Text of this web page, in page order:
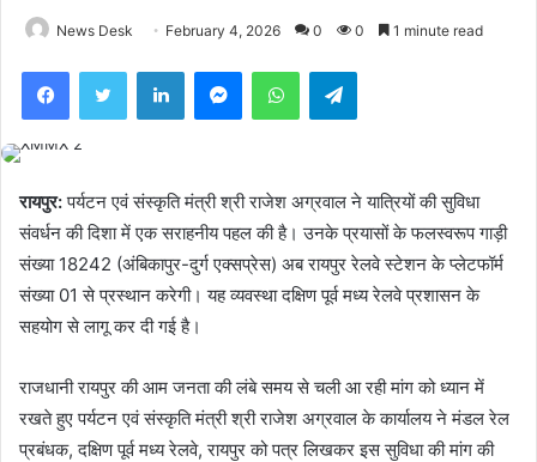
News Desk February 4, 2026 0 0 1 minute read
रायपुर:पर्यटन एवं संस्कृति मंत्री श्री राजेश अग्रवाल ने यात्रियों की सुविधा
संवर्धन की दिशा में एक सराहनीय पहल की है। उनके प्रयासों के फलस्वरूप गाड़ी
संख्या 18242 (अंबिकापुर-दुर्ग एक्सप्रेस) अब रायपुर रेलवे स्टेशन के प्लेटफॉर्म
संख्या 01 से प्रस्थान करेगी। यह व्यवस्था दक्षिण पूर्व मध्य रेलवे प्रशासन के
सहयोग से लागू कर दी गई है।
राजधानी रायपुर की आम जनता की लंबे समय से चली आ रही मांग को ध्यान में
रखते हुए पर्यटन एवं संस्कृति मंत्री श्री राजेश अग्रवाल के कार्यालय ने मंडल रेल
प्रबंधक, दक्षिण पूर्व मध्य रेलवे, रायपुर को पत्र लिखकर इस सुविधा की मांग की